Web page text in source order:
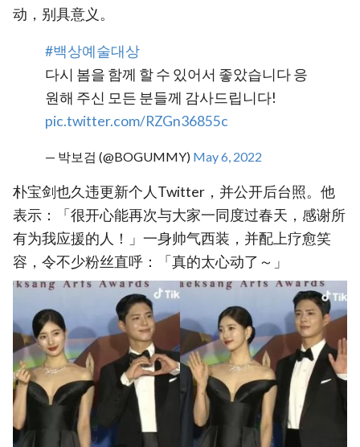
动，别具意义。
#백상예술대상
다시 봄을 함께 할 수 있어서 좋았습니다 응
원해 주신 모든 분들께 감사드립니다!
pic.twitter.com/RZGn36855c
— 박보검 (@BOGUMMY) May 6, 2022
朴宝剑也久违更新个人Twitter，并公开后台照。他
表示：「很开心能再次与大家一同度过春天，感谢所
有为我应援的人！」一身帅气西装，并配上疗愈笑
容，令不少粉丝直呼：「真的太心动了～」